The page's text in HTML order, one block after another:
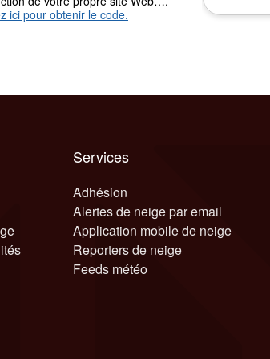
ici pour obtenir le code.
Services
Adhésion
Alertes de neige par email
Application mobile de neige
Reporters de neige
Feeds météo